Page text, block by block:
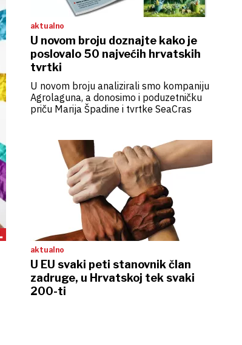
aktualno
U novom broju doznajte kako je
poslovalo 50 najvećih hrvatskih
tvrtki
U novom broju analizirali smo kompaniju
Agrolaguna, a donosimo i poduzetničku
priču Marija Špadine i tvrtke SeaCras
aktualno
U EU svaki peti stanovnik član
zadruge, u Hrvatskoj tek svaki
200-ti